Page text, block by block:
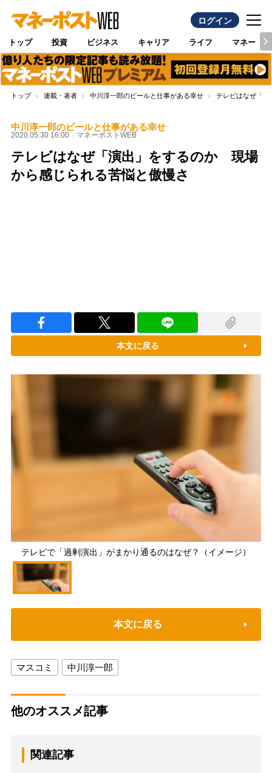
ログイン
トップ 投資 ビジネス キャリア ライフ マネー
トップ 連載・著者 中川淳一郎のビールと仕事がある幸せ テレビはなぜ「
中川淳一郎のビールと仕事がある幸せ
2020.05.30 16:00 マネーポストWEB
テレビはなぜ「演出」をするのか 現場
から感じられる苦悩と傲慢さ
本文に戻る
テレビで「過剰演出」がまかり通るのはなぜ？（イメージ）
本文に戻る
マスコミ 中川淳一郎
他のオススメ記事
関連記事